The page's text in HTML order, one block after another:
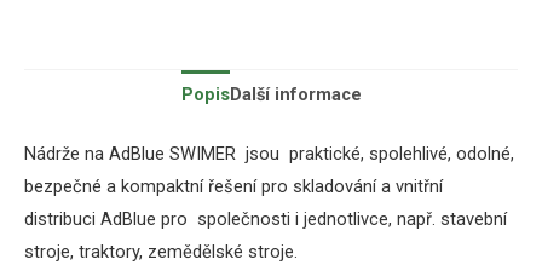
PopisDalší informace
Nádrže na AdBlue SWIMER jsou praktické, spolehlivé, odolné,
bezpečné a kompaktní řešení pro skladování a vnitřní
distribuci AdBlue pro společnosti i jednotlivce, např. stavební
stroje, traktory, zemědělské stroje.